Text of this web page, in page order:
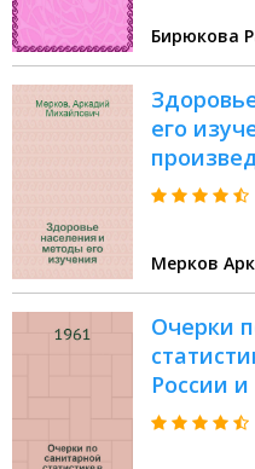
Бирюкова
его
Мерков
Очерки
России